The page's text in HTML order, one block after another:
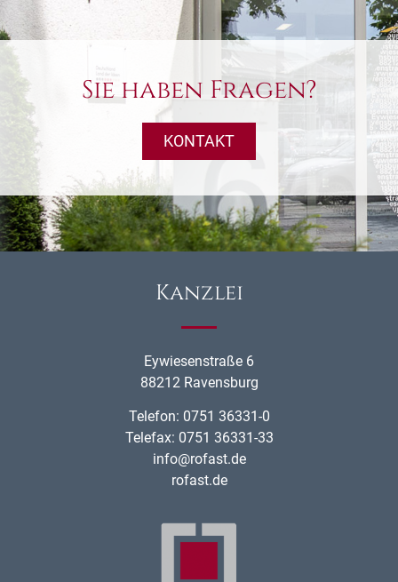
Sie haben Fragen?
KONTAKT
Kanzlei
Eywiesenstraße 6
88212 Ravensburg
Telefon: 0751 36331-0
Telefax: 0751 36331-33
info@rofast.de
rofast.de